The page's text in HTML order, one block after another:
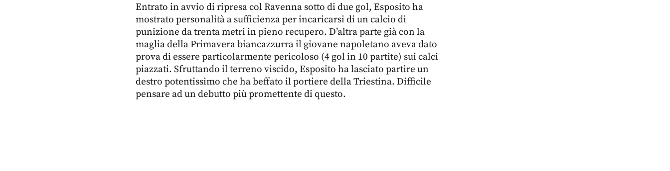
Entrato in avvio di ripresa col Ravenna sotto di due gol, Esposito ha
mostrato personalità a sufficienza per incaricarsi di un calcio di
punizione da trenta metri in pieno recupero. D’altra parte già con la
maglia della Primavera biancazzurra il giovane napoletano aveva dato
prova di essere particolarmente pericoloso (4 gol in 10 partite) sui calci
piazzati. Sfruttando il terreno viscido, Esposito ha lasciato partire un
destro potentissimo che ha beffato il portiere della Triestina. Difficile
pensare ad un debutto più promettente di questo.